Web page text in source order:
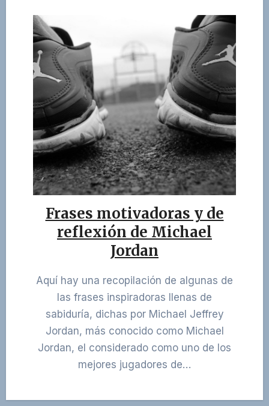
Frases motivadoras y de
reflexión de Michael
Jordan
Aquí hay una recopilación de algunas de
las frases inspiradoras llenas de
sabiduría, dichas por Michael Jeffrey
Jordan, más conocido como Michael
Jordan, el considerado como uno de los
mejores jugadores de…